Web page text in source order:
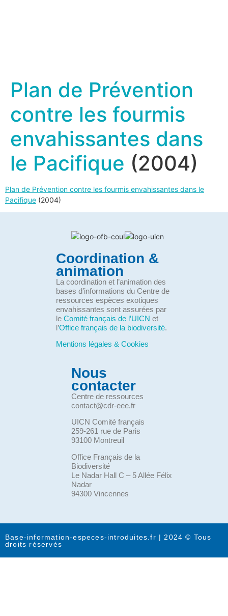
Plan de Prévention
contre les fourmis
envahissantes dans
le Pacifique (2004)
Plan de Prévention contre les fourmis envahissantes dans le
Pacifique (2004)
Coordination &
animation
La coordination et l’animation des
bases d’informations du Centre de
ressources espèces exotiques
envahissantes sont assurées par
le Comité français de l’UICN et
l’Office français de la biodiversité.
Mentions légales & Cookies
Nous
contacter
Centre de ressources
contact@cdr-eee.fr
UICN Comité français
259-261 rue de Paris
93100 Montreuil
Office Français de la
Biodiversité
Le Nadar Hall C – 5 Allée Félix
Nadar
94300 Vincennes
Base-information-especes-introduites.fr | 2024 © Tous
droits réservés